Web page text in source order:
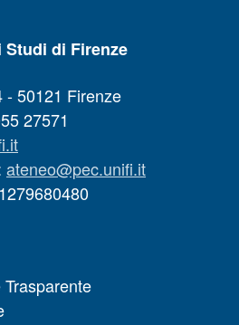
di Firenze
- 50121 Firenze
27571
ateneo@pec.unifi.it